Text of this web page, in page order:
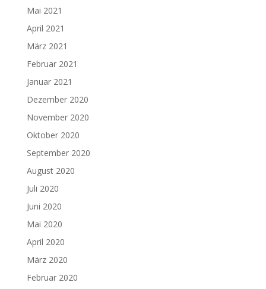
Mai 2021
April 2021
März 2021
Februar 2021
Januar 2021
Dezember 2020
November 2020
Oktober 2020
September 2020
August 2020
Juli 2020
Juni 2020
Mai 2020
April 2020
März 2020
Februar 2020